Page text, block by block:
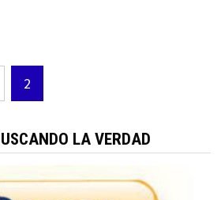
2
LA VERDAD